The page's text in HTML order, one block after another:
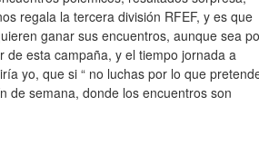
regala la tercera división RFEF, y es que
ganar sus encuentros, aunque sea
esta campaña, y el tiempo jornada a
yo, que si “ no luchas por lo que
de semana, donde los encuentros son